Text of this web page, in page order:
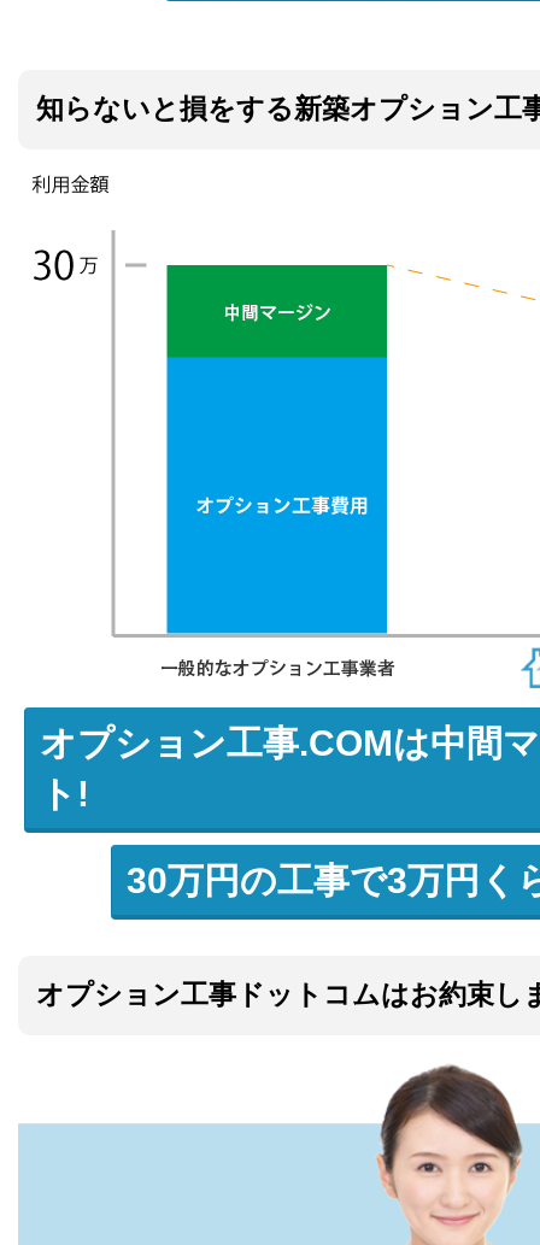
知らないと損をする新築オプション工
オプション工事.COMは中間
ト!
30万円の工事で3万円く
オプション工事ドットコムはお約束し